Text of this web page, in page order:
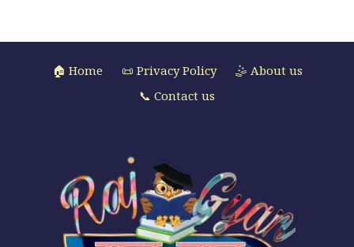
🏠 Home 📜 Privacy Policy
🤹 About us
📞 Contact us